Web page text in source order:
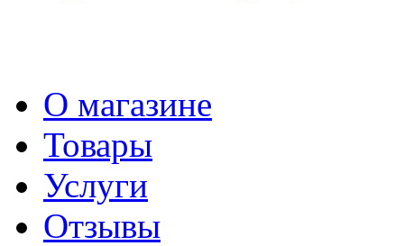
О магазине
Товары
Услуги
Отзывы